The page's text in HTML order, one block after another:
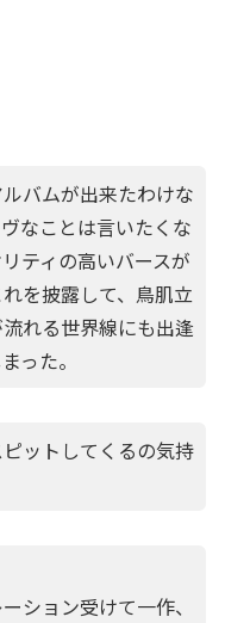
バムが出来たわけな
なことは言いたくな
ティの高いバースが
を披露して、鳥肌立
れる世界線にも出逢
った。
ットしてくるの気持
ション受けて一作、